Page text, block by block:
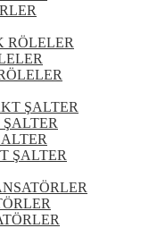
RÖLELER
ŞALTER
ŞALTER